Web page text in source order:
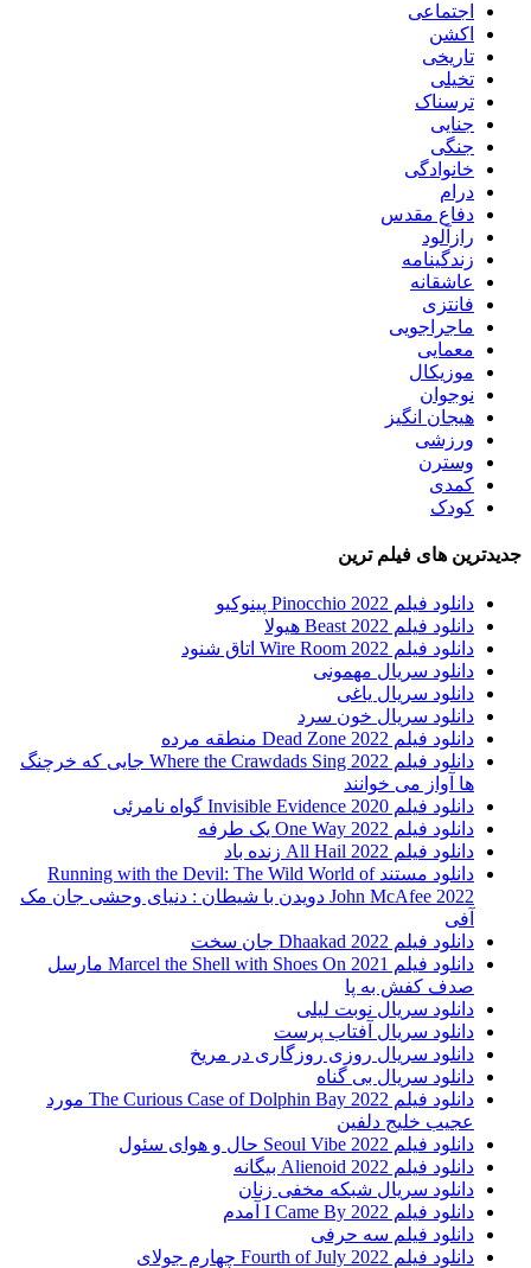
اجتماعی
اکشن
تاریخی
تخیلی
ترسناک
جنایی
جنگی
خانوادگی
درام
دفاع مقدس
رازآلود
زندگینامه
عاشقانه
فانتزی
ماجراجویی
معمایی
موزیکال
نوجوان
هیجان انگیز
ورزشی
وسترن
کمدی
کودک
جدیدترین های فیلم ترین
دانلود فیلم Pinocchio 2022 پینوکیو
دانلود فیلم Beast 2022 هیولا
دانلود فیلم Wire Room 2022 اتاق شنود
دانلود سریال مهمونی
دانلود سریال یاغی
دانلود سریال خون سرد
دانلود فیلم 2022 Dead Zone منطقه مرده
دانلود فیلم Where the Crawdads Sing 2022 جایی که خرچنگ
ها آواز می خوانند
دانلود فیلم 2020 Invisible Evidence گواه نامرئی
دانلود فیلم One Way 2022 یک طرفه
دانلود فیلم All Hail 2022 زنده باد
دانلود مستند Running with the Devil: The Wild World of
John McAfee 2022 دویدن با شیطان : دنیای وحشی جان مک
آفی
دانلود فیلم Dhaakad 2022 جان سخت
دانلود فیلم Marcel the Shell with Shoes On 2021 مارسل
صدف کفش به پا
دانلود سریال نوبت لیلی
دانلود سریال آفتاب پرست
دانلود سریال روزی روزگاری در مریخ
دانلود سریال بی گناه
دانلود فیلم The Curious Case of Dolphin Bay 2022 مورد
عجیب خلیج دلفین
دانلود فیلم Seoul Vibe 2022 حال و هوای سئول
دانلود فیلم Alienoid 2022 بیگانه
دانلود سریال شبکه مخفی زنان
دانلود فیلم I Came By 2022 آمدم
دانلود فیلم سه حرفی
دانلود فیلم Fourth of July 2022 چهارم جولای